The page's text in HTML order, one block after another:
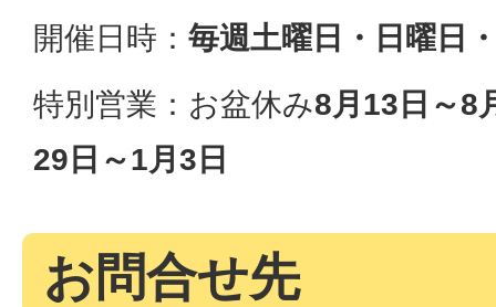
開催日時： 毎週土曜日・日曜日
特別営業：お盆休み8月13日 ～8
29日～1月3日
お問合せ先